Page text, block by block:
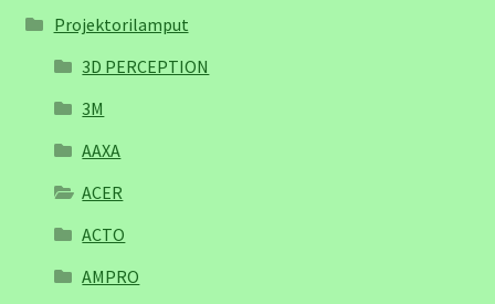
Projektorilamput
3D PERCEPTION
3M
AAXA
ACER
ACTO
AMPRO